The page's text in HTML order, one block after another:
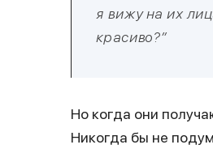
я вижу на их
красиво?”
Но когда они
Никогда бы не